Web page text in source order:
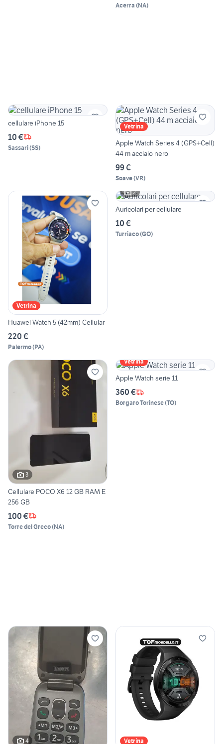
Acerra (NA)
cellulare iPhone 15
10 €
Sassari(SS)
Vetrina
Apple Watch Series 4 (GPS+Cell)
44 m acciaio nero
99 €
Soave(VR)
Vetrina
Huawei Watch 5 (42mm) Cellular
220 €
Palermo(PA)
2
Auricolari per cellulare
10 €
Turriaco(GO)
3
Cellulare POCO X6 12 GB RAM E
256 GB
100 €
Torre del Greco(NA)
Vetrina
Apple Watch serie 11
360 €
Borgaro Torinese(TO)
4 Vetrina